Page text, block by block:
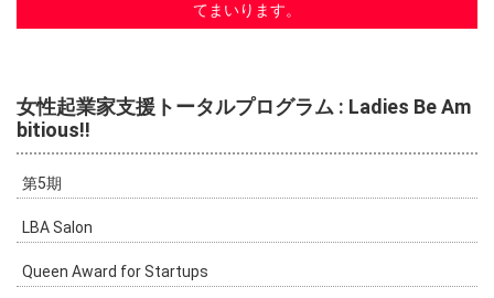
てまいります。
女性起業家支援トータルプログラム : Ladies Be Am
bitious!!
第5期
LBA Salon
Queen Award for Startups